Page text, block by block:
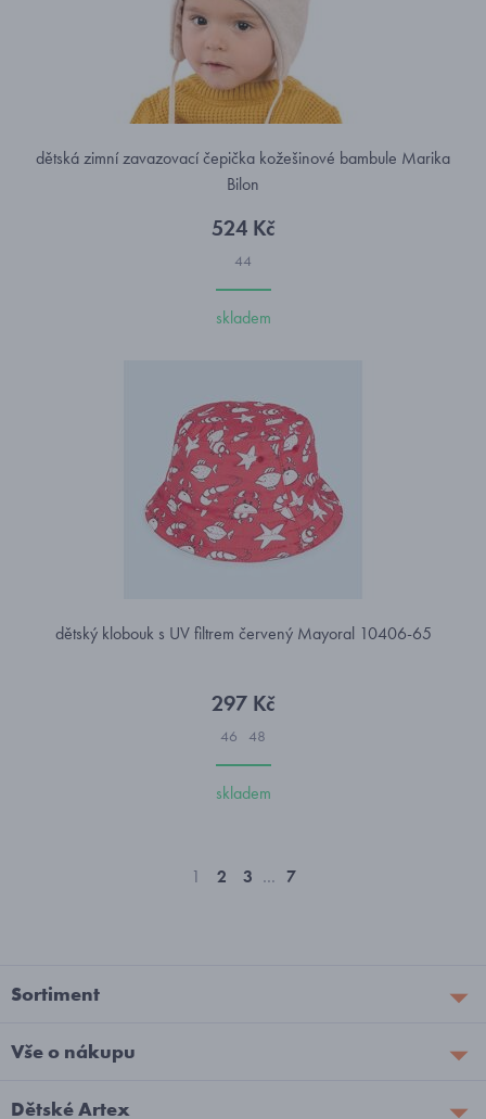
dětská zimní zavazovací čepička kožešinové bambule Marika
Bilon
524 Kč
44
skladem
dětský klobouk s UV filtrem červený Mayoral 10406-65
297 Kč
46 48
skladem
1 2 3 … 7
Sortiment
Vše o nákupu
Dětské Artex